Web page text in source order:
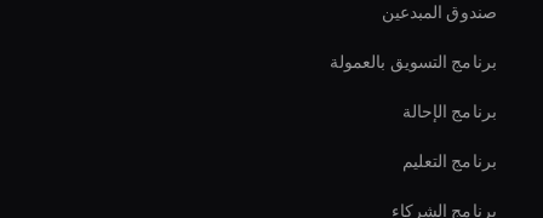
Holographic Avatar For Retail Stores
صندوق المبدعين
برنامج التسويق بالعمولة
برنامج الإحالة
برنامج التعليم
برنامج الشركاء